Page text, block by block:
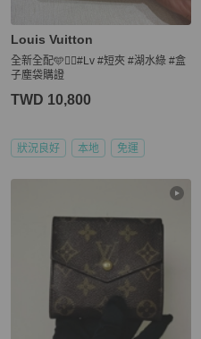
Louis Vuitton
全新全配🩵🧚‍♀️#Lv #短夾 #湖水綠 #盒
子塵袋購證
TWD 10,800
狀況良好 本地 免運